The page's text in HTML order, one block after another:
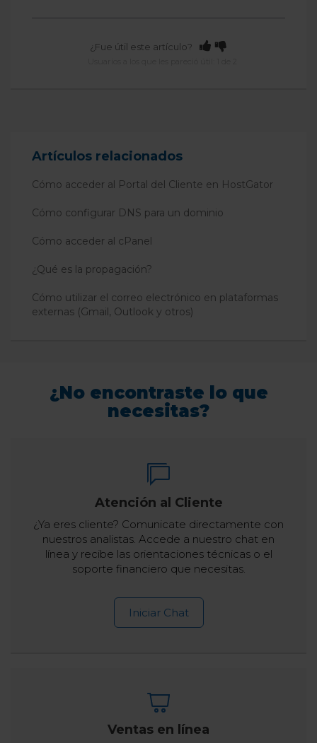
¿Fue útil este artículo?
Artículos relacionados
Cómo acceder al Portal del Cliente en HostGator
Cómo configurar DNS para un dominio
Cómo acceder al cPanel
¿Qué es la propagación?
Cómo utilizar el correo electrónico en plataformas
externas (Gmail, Outlook y otros)
¿No encontraste lo que
necesitas?
Atención al Cliente
¿Ya eres cliente? Comunicate directamente con
nuestros analistas. Accede a nuestro chat en
línea y recibe las orientaciones técnicas o el
soporte financiero que necesitas.
Iniciar Chat
Ventas en línea